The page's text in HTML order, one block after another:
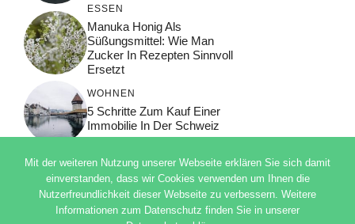
ESSEN
Manuka Honig Als
Süßungsmittel: Wie Man
Zucker In Rezepten Sinnvoll
Ersetzt
WOHNEN
5 Schritte Zum Kauf Einer
Immobilie In Der Schweiz
© 2026 ADSIMPLE
DATENSCHUTZERKLÄRUNG
Mit der weiteren Nutzung unserer Webseite erklären Sie sich damit
einverstanden, dass wir Cookies verwenden um Ihnen die
Nutzerfreundlichkeit dieser Webseite zu verbessern. Weitere
Informationen zum Datenschutz finden Sie in unserer